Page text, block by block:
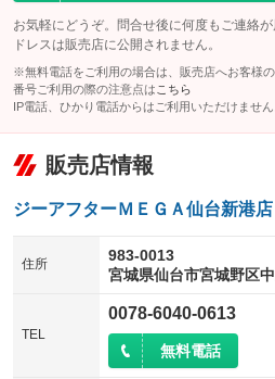
お気軽にどうぞ。問合せ後に何度もご連絡
ドレスは販売店に公開されません。
※無料電話をご利用の場合は、販売店へお客様
番号ご利用の際の注意点は こちら
IP電話、ひかり電話からはご利用いただけません
販売店情報
ジーアフターＭＥＧＡ仙台新港店
住所
983-0013
宮城県仙台市宮城野区
TEL
0078-6040-0613
無料電話